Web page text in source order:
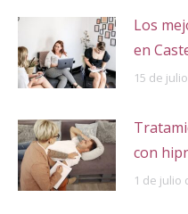
Los
en
15 de
con
1 de julio